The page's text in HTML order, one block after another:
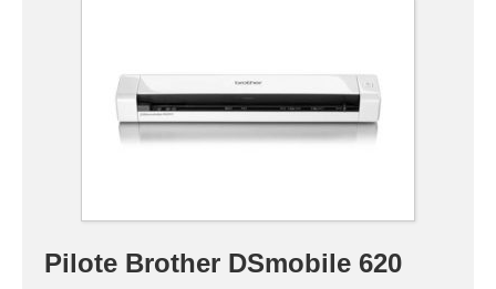
Pilote Brother DSmobile 620